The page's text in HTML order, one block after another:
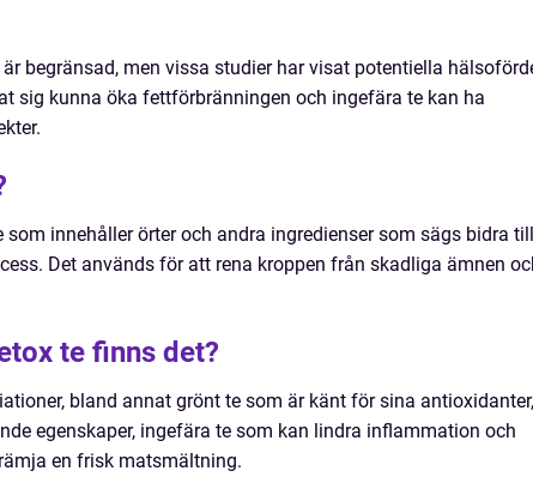
begränsad, men vissa studier har visat potentiella
sig kunna öka fettförbränningen och ingefära te kan ha
som innehåller örter och andra ingredienser som sägs bidra
Det används för att rena kroppen från skadliga ämnen
te finns det?
bland annat grönt te som är känt för sina
egenskaper, ingefära te som kan lindra inflammation och
en frisk matsmältning.